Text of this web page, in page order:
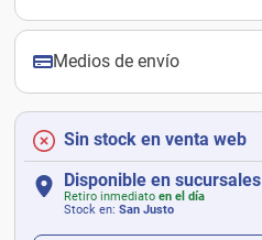
Medios de envío
Sin stock en venta web
Disponible en sucursales
Retiro inmediato en el día
Stock en: San Justo